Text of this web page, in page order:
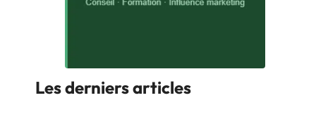
Les derniers articles